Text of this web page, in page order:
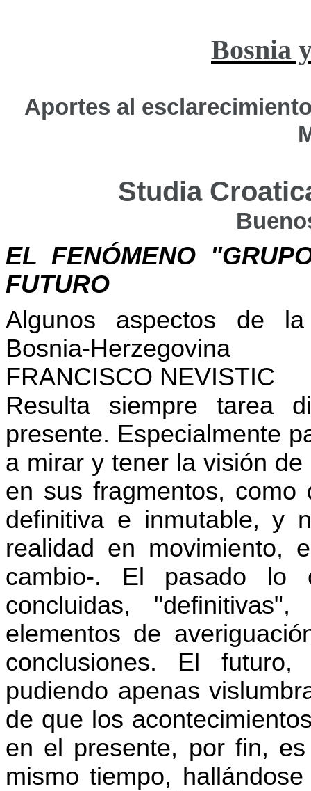
Bosnia
Aportes al
Studia
EL FENÓMENO
FUTURO
Algunos aspectos de
Bosnia-Herzegovina
FRANCISCO NEVISTIC
Resulta siempre tarea
presente. Especialmente
a mirar y tener la visión
en sus fragmentos,
definitiva e inmutable, y
realidad en movimiento,
cambio-. El pasado lo
concluidas,
elementos de
conclusiones. El
pudiendo apenas
de que los
en el presente, por fin,
mismo tiempo,